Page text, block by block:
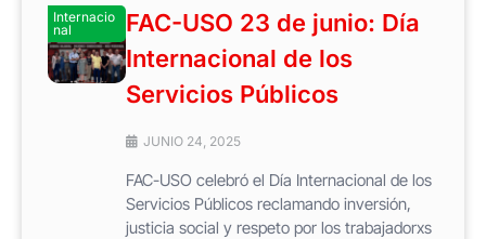
Internacio
nal
FAC-USO 23 de junio: Día
Internacional de los
Servicios Públicos
JUNIO 24, 2025
FAC-USO celebró el Día Internacional de los
Servicios Públicos reclamando inversión,
justicia social y respeto por los trabajadorxs